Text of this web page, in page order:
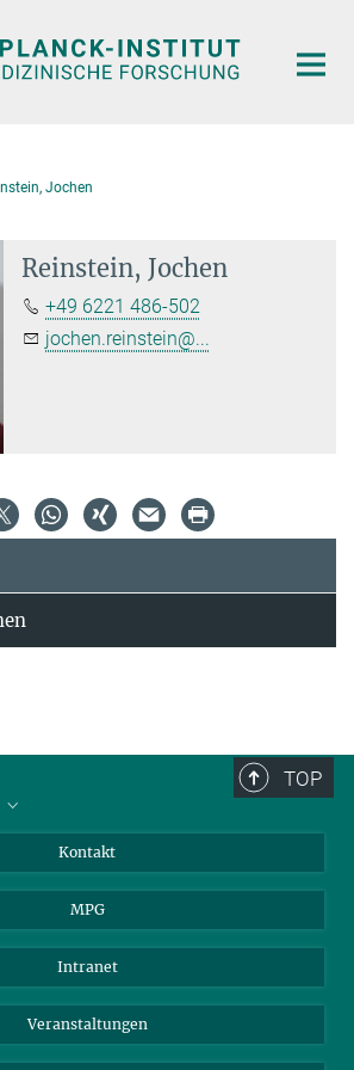
Jochen
Reinstein, Jochen
+49 6221 486-502
jochen.reinstein@...
TOP
Kontakt
MPG
Intranet
Veranstaltungen